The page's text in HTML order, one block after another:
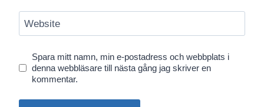
Website
Spara mitt namn, min e-postadress och webbplats i
denna webbläsare till nästa gång jag skriver en
kommentar.